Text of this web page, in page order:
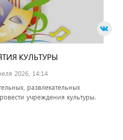
КУЛЬТУРЫ
2026, 14:14
развлекательных
учреждения культуры.